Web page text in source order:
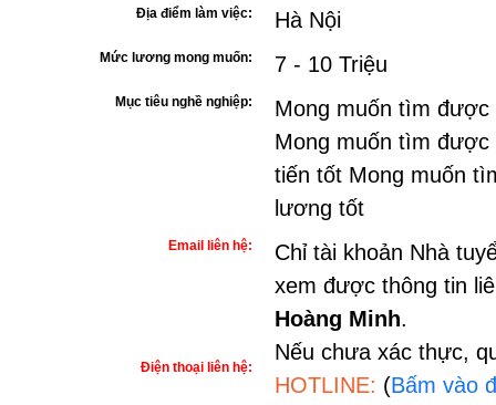
Địa điểm làm việc: Hà Nội
Mức lương mong muốn: 7 - 10 Triệu
Mục tiêu nghề nghiệp:
Mong muốn tìm được
Mong muốn tìm
tiến tốt Mong muốn
lương tốt
Email liên hệ:
Chỉ tài khoản Nhà
xem được thông tin
Hoàng Minh.
Nếu chưa xác thực,
HOTLINE: (Bấm vào
Điện thoại liên hệ: